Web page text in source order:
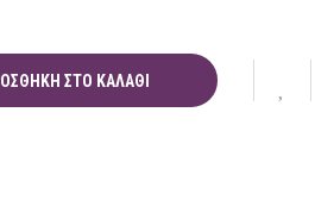
ΣΤΟ ΚΑΛΆΘΙ